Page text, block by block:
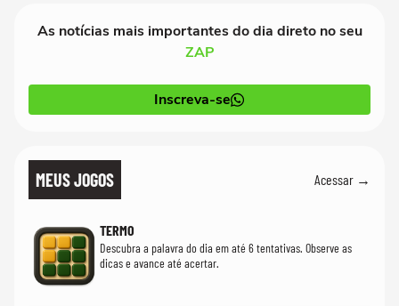
As notícias mais importantes do dia direto no seu
ZAP
Inscreva-se
MEUS JOGOS Acessar →
TERMO
Descubra a palavra do dia em até 6 tentativas. Observe as
dicas e avance até acertar.